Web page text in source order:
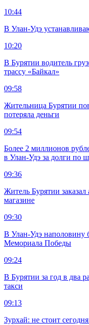
10:44
В Улан-Удэ
10:20
В Бурятии водитель
трассу «Байкал»
09:58
Жительница Бурятии
потеряла деньги
09:54
Более 2 миллионов
в Улан-Удэ за долги по
09:36
Житель Бурятии
магазине
09:30
В Улан-Удэ наполовину
Мемориала Победы
09:24
В Бурятии за год в два
такси
09:13
Зурхай: не стоит